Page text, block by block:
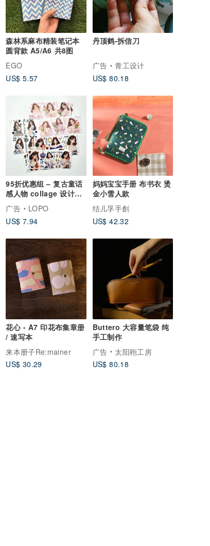
森林系麻布精装笔记本
圆背款 A5/A6 共8图
EGO
US$ 5.57
丹顶鹤-拆信刀
广告
青工设计
US$ 80.18
95折优惠组 – 复古童话
感人物 collage 设计贴
纸组
广告
LOPO
US$ 7.94
妈妈宝宝手册 布书衣 烫
金小雪人款
结儿孚手創
US$ 42.32
花心 - A7 印花布集章册
/ 速写本
来本册子Re:mainer
US$ 30.29
Buttero 大容量笔袋 纯
手工制作
广告
太阳鞄工房
US$ 80.18